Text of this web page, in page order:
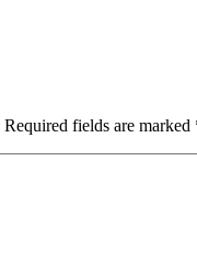
Required fields are marked